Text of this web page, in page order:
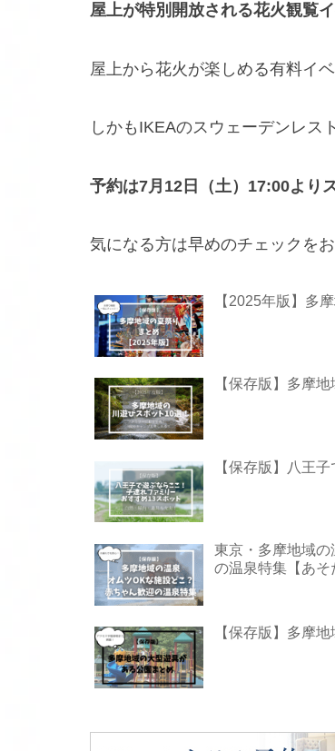
屋上が特別開放される花火観覧
屋上から花火が楽しめる有料イ
しかもIKEAのスウェーデンレス
予約は7月12日（土）17:00より
気になる方は早めのチェックを
【2025年版】多
【保存版】多摩
【保存版】八王
東京・多摩地域
の温泉特集【あそ
【保存版】多摩